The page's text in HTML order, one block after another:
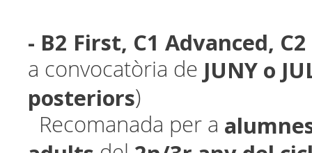
- B2 First, C1 Advanced,
a convocatòria de JUNY o
posteriors)
Recomanada per a